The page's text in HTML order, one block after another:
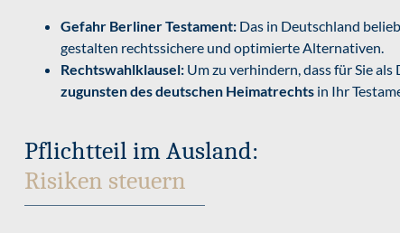
Gefahr Berliner Testament: Das in Deutschland
gestalten rechtssichere und optimierte Alternativen.
Rechtswahlklausel: Um zu verhindern, dass für Sie
zugunsten des deutschen Heimatrechts in Ihr
Pflichtteil im Ausland:
Risiken steuern